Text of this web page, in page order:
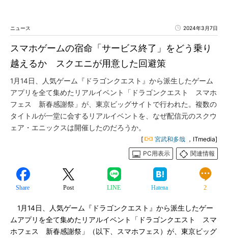
ニュース 2024年3月7日
スマホゲームの宿命「サービス終了」をどう乗り
越えるか スクエニが用意した回避策
1月14日、人気ゲーム『ドラゴンクエスト』から派生したゲーム
アプリを全て集めたリアルイベント「ドラゴンクエスト スマホ
フェス 新春感謝祭」が、東京ビッグサイトで行われた。複数の
タイトルが一堂に会するリアルイベントを、なぜ配信元のスクウ
ェア・エニックスは開催したのだろうか。
[ 宮武和多哉 ，ITmedia]
PC用表示
関連情報
Share Post LINE Hatena 2
1月14日、人気ゲーム『ドラゴンクエスト』から派生したゲー
ムアプリを全て集めたリアルイベント「ドラゴンクエスト スマ
ホフェス 新春感謝祭」（以下、スマホフェス）が、東京ビッグ